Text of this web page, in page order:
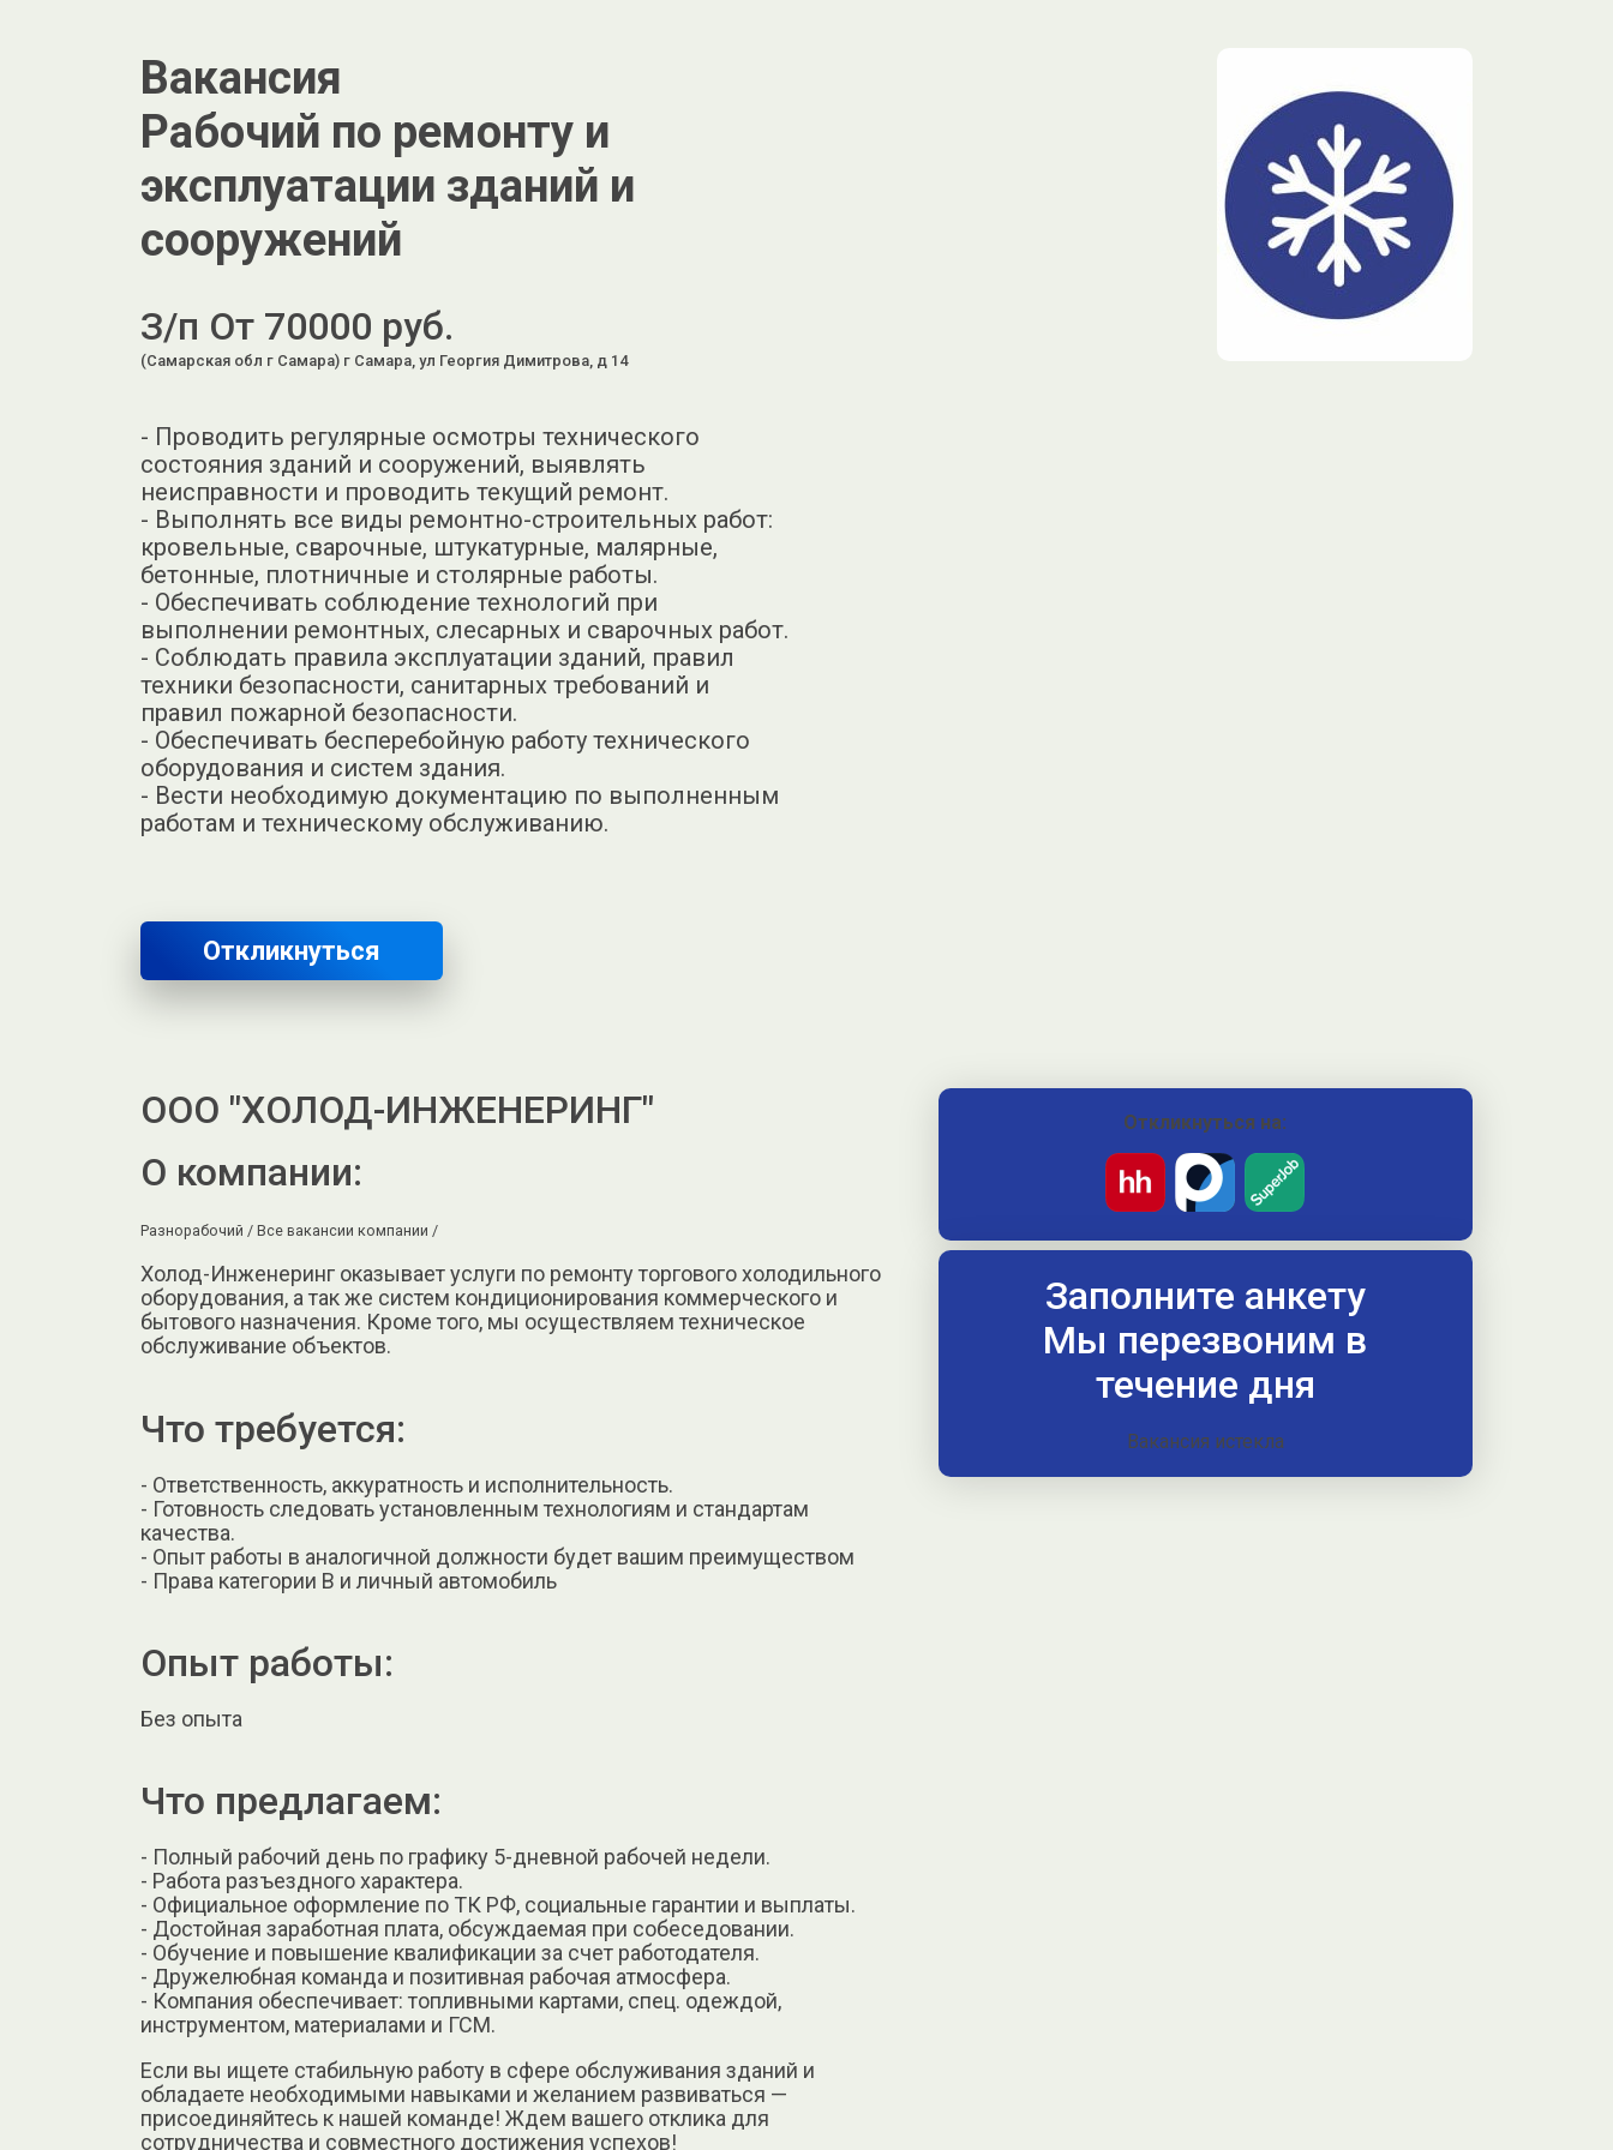
Вакансия
Рабочий по ремонту и
эксплуатации зданий и
сооружений
З/п От 70000 руб.
(Самарская обл г Самара) г Самара, ул Георгия Димитрова, д 14
- Проводить регулярные осмотры технического
состояния зданий и сооружений, выявлять
неисправности и проводить текущий ремонт.
- Выполнять все виды ремонтно-строительных работ:
кровельные, сварочные, штукатурные, малярные,
бетонные, плотничные и столярные работы.
- Обеспечивать соблюдение технологий при
выполнении ремонтных, слесарных и сварочных работ.
- Соблюдать правила эксплуатации зданий, правил
техники безопасности, санитарных требований и
правил пожарной безопасности.
- Обеспечивать бесперебойную работу технического
оборудования и систем здания.
- Вести необходимую документацию по выполненным
работам и техническому обслуживанию.
Откликнуться
ООО "ХОЛОД-ИНЖЕНЕРИНГ"
О компании:
Разнорабочий / Все вакансии компании /
Холод-Инженеринг оказывает услуги по ремонту торгового холодильного
оборудования, а так же систем кондиционирования коммерческого и
бытового назначения. Кроме того, мы осуществляем техническое
обслуживание объектов.
Что требуется:
- Ответственность, аккуратность и исполнительность.
- Готовность следовать установленным технологиям и стандартам
качества.
- Опыт работы в аналогичной должности будет вашим преимуществом
- Права категории В и личный автомобиль
Опыт работы:
Без опыта
Что предлагаем:
- Полный рабочий день по графику 5-дневной рабочей недели.
- Работа разъездного характера.
- Официальное оформление по ТК РФ, социальные гарантии и выплаты.
- Достойная заработная плата, обсуждаемая при собеседовании.
- Обучение и повышение квалификации за счет работодателя.
- Дружелюбная команда и позитивная рабочая атмосфера.
- Компания обеспечивает: топливными картами, спец. одеждой,
инструментом, материалами и ГСМ.
Если вы ищете стабильную работу в сфере обслуживания зданий и
обладаете необходимыми навыками и желанием развиваться —
присоединяйтесь к нашей команде! Ждем вашего отклика для
сотрудничества и совместного достижения успехов!
Откликнуться на:
Заполните анкету
Мы перезвоним в
течение дня
Вакансия истекла